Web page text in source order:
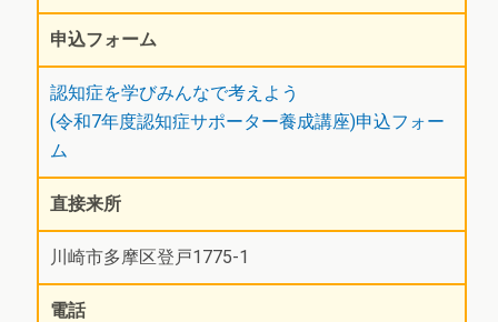
申込フォーム
認知症を学びみんなで考えよう
(令和7年度認知症サポーター養成講座)申込フォー
ム
直接来所
川崎市多摩区登戸1775-1
電話